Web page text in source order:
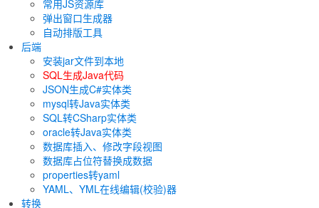
常用JS资源库
弹出窗口生成器
自动排版工具
后端
安装jar文件到本地
SQL生成Java代码
JSON生成C#实体类
mysql转Java实体类
SQL转CSharp实体类
oracle转Java实体类
数据库插入、修改字段视图
数据库占位符替换成数据
properties转yaml
YAML、YML在线编辑(校验)器
转换